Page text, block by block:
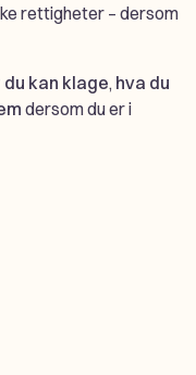
rettigheter – dersom
du kan klage, hva du
dersom du er i